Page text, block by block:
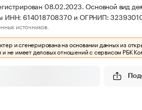
08.02.2023. Основной вид
ИНН: 614018708370 и ОГРНИП:
источников.
и сгенерирована на основании данных из
и не имеет деловых отношений с сервисом РБК